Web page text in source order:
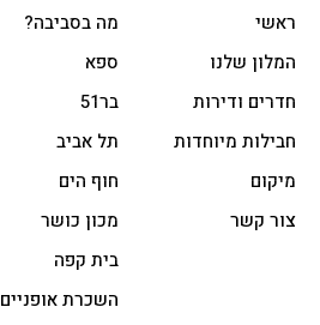
ראשי
המלון שלנו
חדרים ודירות
חבילות מיוחדות
מיקום
צור קשר
מה בסביבה?
ספא
בר51
תל אביב
חוף הים
מכון כושר
בית קפה
השכרת אופניים